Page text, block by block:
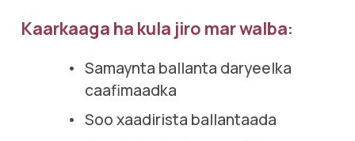
Kaarkaaga ha kula jiro mar walba:
Samaynta ballanta daryeelka
caafimaadka
Soo xaadirista ballantaada